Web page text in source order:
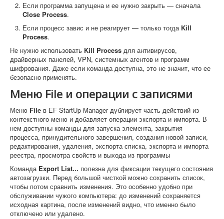
Если программа запущена и ее нужно закрыть — сначала
Close Process.
Если процесс завис и не реагирует — только тогда Kill
Process.
Не нужно использовать Kill Process для антивирусов,
драйверных панелей, VPN, системных агентов и программ
шифрования. Даже если команда доступна, это не значит, что ее
безопасно применять.
Меню File и операции с записями
Меню File в EF StartUp Manager дублирует часть действий из
контекстного меню и добавляет операции экспорта и импорта. В
нем доступны команды для запуска элемента, закрытия
процесса, принудительного завершения, создания новой записи,
редактирования, удаления, экспорта списка, экспорта и импорта
реестра, просмотра свойств и выхода из программы
Команда Export List... полезна для фиксации текущего состояния
автозагрузки. Перед большой чисткой можно сохранить список,
чтобы потом сравнить изменения. Это особенно удобно при
обслуживании чужого компьютера: до изменений сохраняется
исходная картина, после изменений видно, что именно было
отключено или удалено.